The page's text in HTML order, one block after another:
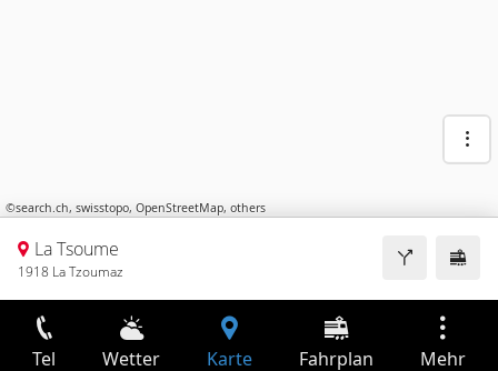
©search.ch, swisstopo, OpenStreetMap, others
La Tsoume
1918 La Tzoumaz
Tel Wetter Karte Fahrplan Mehr